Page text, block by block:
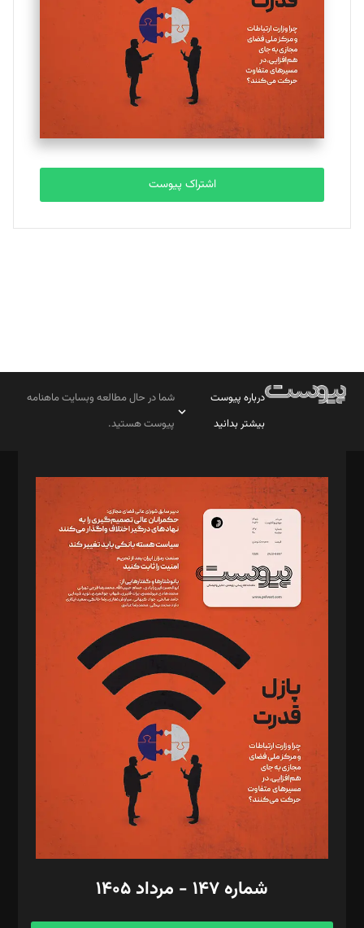
ملینا جعفری
تحریریه
مصطفی مسجدی آرانی
تحریریه
بابک نقاش
تحریریه
اشتراک پیوست
درباره پیوست
بیشتر بدانید
شما در حال مطالعه وبسایت ماهنامه
پیوست هستید.
مدیر مسئول: محمدباقر اثنی‌عشری
سردبیر: مهرک محمودی
دبیر تحریریه: میثم قاسمی
د‌بیر ناداستان: سمانه سمیع
د‌بیر خدمت و تجارت: ابوالفضل رجبی
د‌بیر حقوق فناوری: حسام‌الدین ایپکچی
د‌بیر پیوست جهان: مینا پاکدل
د‌بیر تحریریه آنلاین: بابک نقاش
تحریریه‌: مجتبی محمود‌ی، آرش برهمند، یسنا امان‌پور، سروش کرمیان،
مصطفی مسجدی آرانی، ابوالفضل رجبی، زهرا فکرانه، فائزه فتحی
رستمی،مصطفی باستان
ویرایش: نگار استاد‌‌آقا
طراح یونیفرم: مجید توکلی
فیلمبرداری و عکاسی: امیر شفیعی، مانی لطفی زاده
گرافیک و صفحه‌آرایی: سید‌سبحان‌علی ثابت
مد‌یر توسعه تجاری: کامبیز برید‌
امور مالی: شاپور رهبری، محمد‌ کاظمی‌نیا
آگهی و مشترکین: ۰۹۱۹۹۹۹۰۴۵۴
شماره ۱۴۷ - مرداد ۱۴۰۵